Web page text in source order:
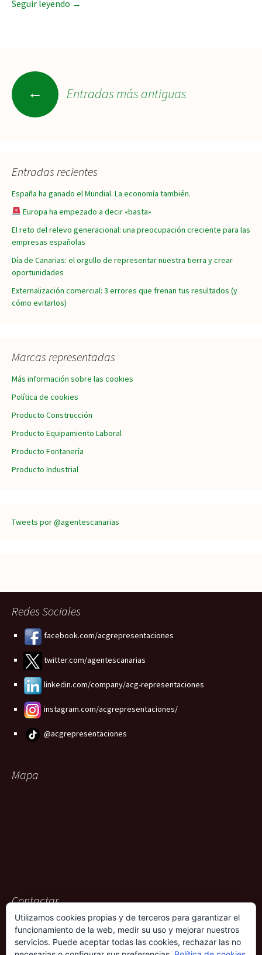
Seguir leyendo Los coches chinos ya han empezado a
→
Ir
las
entradas
← Entradas más antiguas
Entradas recientes
España ha ganado el Mundial. La economía también.
Europa ha empezado a decir «basta»
El reto del relevo generacional: una preocupación creciente para las
empresas españolas
Día de Canarias: el orgullo de representar nuestra tierra y crear
oportunidades
Externalización comercial: 3 errores que frenan tus resultados (y
cómo evitarlos)
Marcas representadas
Más información sobre las cookies
Política de cookies
Producto Construcción
Producto Equipamiento Laboral
Producto Fontanería
Producto Industrial
Tweets por @agentescanarias
Redes Sociales
facebook.com/acgrepresentaciones
twitter.com/agentescanarias
linkedin.com/company/acg-representaciones
instagram.com/acgrepresentaciones/
@acgrepresentaciones
Mapa
Contactar
ACG Representaciones
Rambla Pulido, 36
38004 – Santa Cruz de Tenerife
Utilizamos cookies propias y de terceros para garantizar el
funcionamiento de la web, medir su uso y mejorar nuestros
servicios. Puede aceptar todas las cookies, rechazar las no